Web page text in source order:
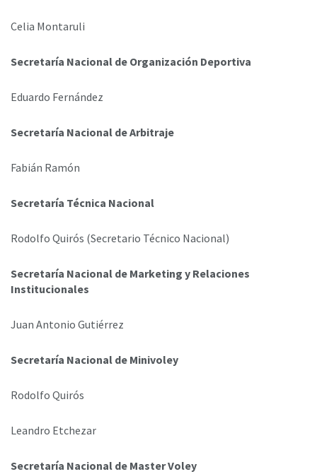
Celia Montaruli
Secretaría Nacional de Organización Deportiva
Eduardo Fernández
Secretaría Nacional de Arbitraje
Fabián Ramón
Secretaría Técnica Nacional
Rodolfo Quirós (Secretario Técnico Nacional)
Secretaría Nacional de Marketing y Relaciones
Institucionales
Juan Antonio Gutiérrez
Secretaría Nacional de Minivoley
Rodolfo Quirós
Leandro Etchezar
Secretaría Nacional de Master Voley